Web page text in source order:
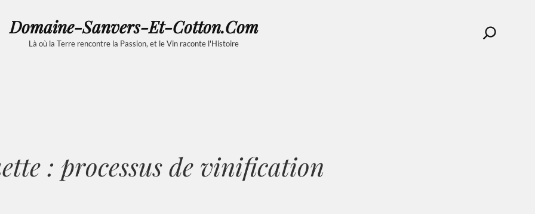
Domaine-Sanvers-Et-Cotton.com
Là où la Terre rencontre la Passion, et le Vin raconte l'Histoire
Search
: processus de vinification